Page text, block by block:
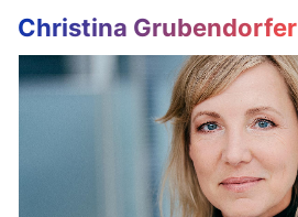
Christina Grubendorfer